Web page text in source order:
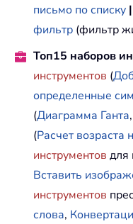
письмо по списку |
фильтр (фильтр
Топ15 наборов
инструментов (
определенные
(Диаграмма Ганта
(Расчет возраста
инструментов для
Вставить
инструментов
слова,